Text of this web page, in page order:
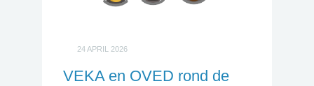
24 APRIL 2026
VEKA en OVED rond de